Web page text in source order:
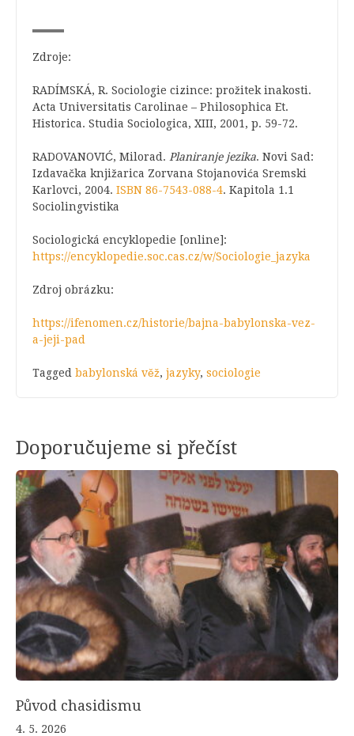
Zdroje:
RADÍMSKÁ, R. Sociologie cizince: prožitek inakosti.
Acta Universitatis Carolinae – Philosophica Et.
Historica. Studia Sociologica, XIII, 2001, p. 59-72.
RADOVANOVIĆ, Milorad. Planiranje jezika. Novi Sad:
Izdavačka knjižarica Zorvana Stojanovića Sremski
Karlovci, 2004. ISBN 86-7543-088-4. Kapitola 1.1
Sociolingvistika
Sociologická encyklopedie [online]:
https://encyklopedie.soc.cas.cz/w/Sociologie_jazyka
Zdroj obrázku:
https://ifenomen.cz/historie/bajna-babylonska-vez-
a-jeji-pad
Tagged babylonská věž, jazyky, sociologie
Doporučujeme si přečíst
Původ chasidismu
4. 5. 2026